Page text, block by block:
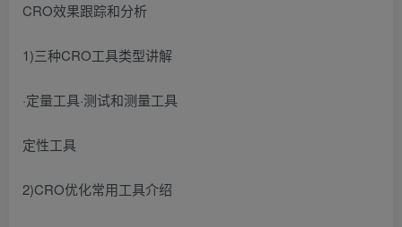
CRO效果跟踪和分析
1)三种CRO工具类型讲解
·定量工具·测试和测量工具
定性工具
2)CRO优化常用工具介绍